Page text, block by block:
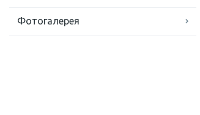
Фотогалерея